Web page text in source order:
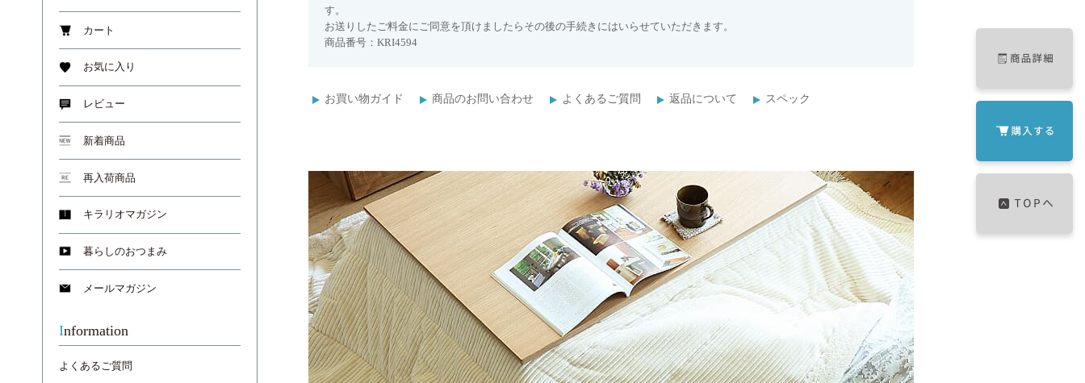
す。
お送りしたご料金にご同意を頂けましたらその後の手続きにはいらせていただきます。
商品番号：KRI4594
お買い物ガイド 商品のお問い合わせ よくあるご質問 返品について スペック
カート
お気に入り
レビュー
新着商品
再入荷商品
キラリオマガジン
暮らしのおつまみ
メールマガジン
Information
よくあるご質問